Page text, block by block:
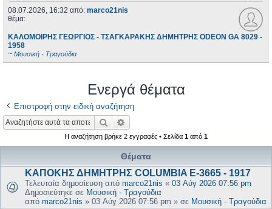
08.07.2026, 16:32 από: marco21nis
θέμα:
ΚΑΛΟΜΟΙΡΗΣ ΓΕΩΡΓΙΟΣ - ΤΣΑΓΚΑΡΑΚΗΣ ΔΗΜΗΤΡΗΣ ODEON GA 8029 -
1958
~ Μουσική - Τραγούδια
Ενεργά θέματα
Επιστροφή στην ειδική αναζήτηση
Αναζήτηση
Η αναζήτηση βρήκε 2 εγγραφές • Σελίδα 1 από 1
Θέματα
ΚΑΠΟΚΗΣ ΔΗΜΗΤΡΗΣ COLUMBIA E-3665 - 1917
Τελευταία δημοσίευση από marco21nis « 03 Αύγ 2026 07:56 pm
Δημοσιεύτηκε σε Μουσική - Τραγούδια
από marco21nis » 03 Αύγ 2026 07:56 pm » σε Μουσική - Τραγούδια